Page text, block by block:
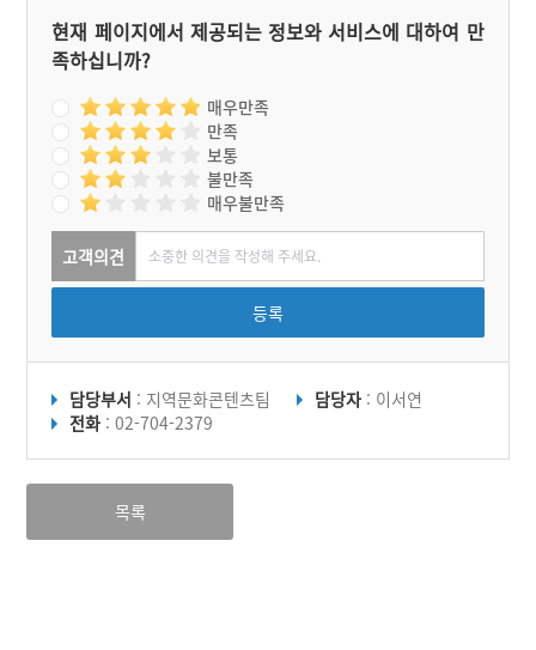
현재 페이지에서 제공되는 정보와 서비스에 대하여 만
족하십니까?
매우만족
만족
보통
불만족
매우불만족
고객의견
등록
담당부서 : 지역문화콘텐츠팀 담당자 : 이서연
전화 : 02-704-2379
목록